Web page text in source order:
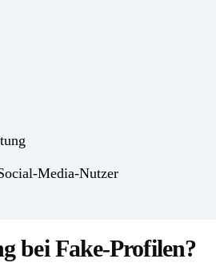
Media-Nutzer
bei Fake-Profilen?